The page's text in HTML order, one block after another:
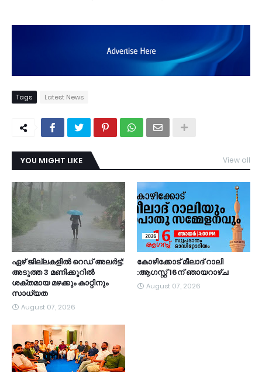
Tags Latest News
YOU MIGHT LIKE View all
ഏഴ് ജില്ലകളില്‍ റെഡ് അലര്‍ട്ട്:
അടുത്ത 3 മണിക്കൂറിൽ
ശക്തമായ മഴക്കും കാറ്റിനും
സാധ്യത
August 07, 2026
കോഴിക്കോട് മീലാദ് റാലി
:ആഗസ്റ്റ് 16ന് ഞായറാഴ്ച
August 07, 2026